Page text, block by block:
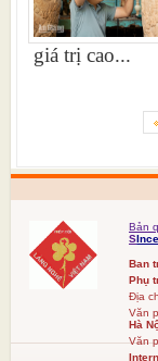
giá trị cao...
Bản
S
Ban
Phụ
Địa
Văn
Hà
Văn